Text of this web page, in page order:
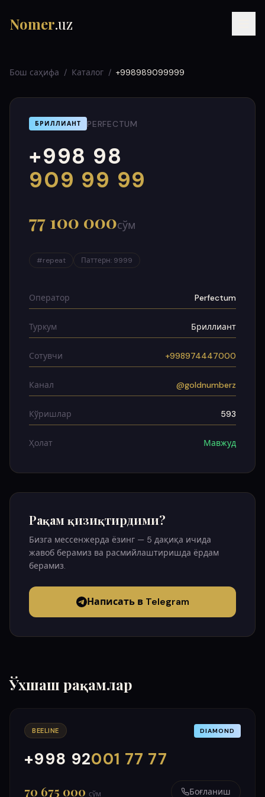
Nomer.uz
UZ УЗ
Бош саҳифа / Каталог / +998989099999
БРИЛЛИАНТ PERFECTUM
+998 98
909 99 99
000
999
77 100 000сўм
#repeat Паттерн: 9999
Оператор Perfectum
Туркум Бриллиант
Сотувчи +998974447000
Канал @goldnumberz
Кўришлар 593
Ҳолат Мавжуд
Рақам қизиқтирдими?
Бизга мессенжерда ёзинг — 5 дақиқа ичида
жавоб берамиз ва расмийлаштиришда ёрдам
берамиз.
Написать в Telegram
Ўхшаш рақамлар
BEELINE DIAMOND
+998 92001 77 77
000
999
70 675 000 сўм Боғланиш